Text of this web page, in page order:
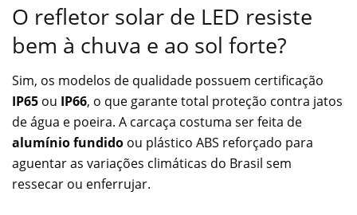
O refletor solar de LED resiste
bem à chuva e ao sol forte?
Sim, os modelos de qualidade possuem certificação
IP65 ou IP66, o que garante total proteção contra jatos
de água e poeira. A carcaça costuma ser feita de
alumínio fundido ou plástico ABS reforçado para
aguentar as variações climáticas do Brasil sem
ressecar ou enferrujar.